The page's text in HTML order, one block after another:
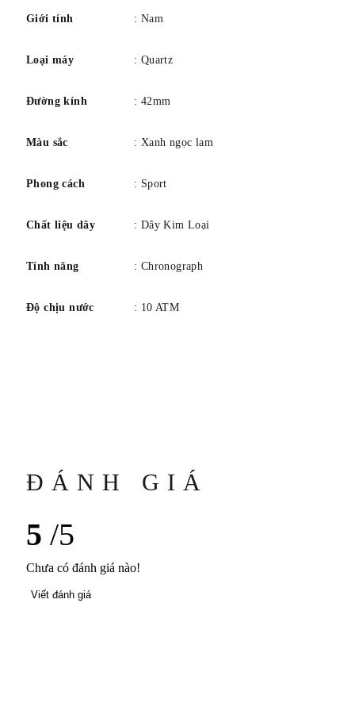
Giới tính : Nam
Loại máy : Quartz
Đường kính : 42mm
Màu sắc : Xanh ngọc lam
Phong cách : Sport
Chất liệu dây : Dây Kim Loại
Tính năng : Chronograph
Độ chịu nước : 10 ATM
ĐÁNH GIÁ
5 /5
Chưa có đánh giá nào!
Viết đánh giá